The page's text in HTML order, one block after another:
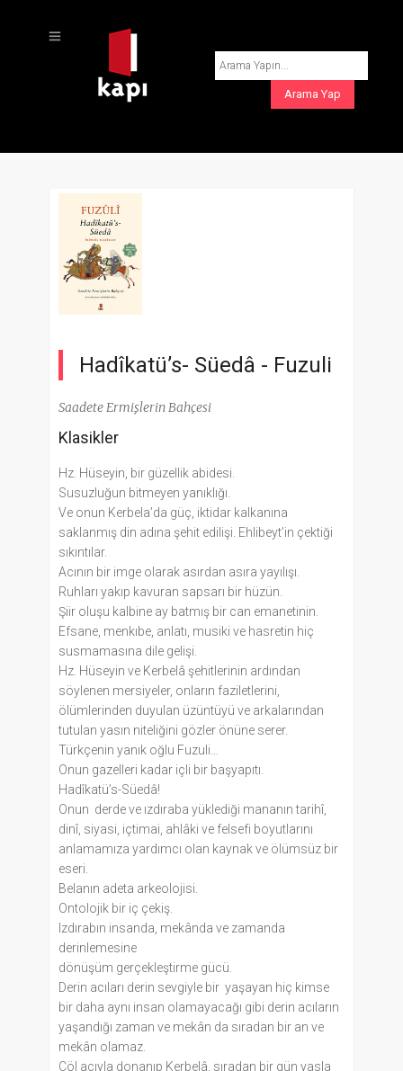
Hadîkatü’s- Süedâ - Fuzuli
Saadete Ermişlerin Bahçesi
Klasikler
Hz. Hüseyin, bir güzellik abidesi.
Susuzluğun bitmeyen yanıklığı.
Ve onun Kerbela’da güç, iktidar kalkanına
saklanmış din adına şehit edilişi. Ehlibeyt’in çektiği
sıkıntılar.
Acının bir imge olarak asırdan asıra yayılışı.
Ruhları yakıp kavuran sapsarı bir hüzün.
Şiir oluşu kalbine ay batmış bir can emanetinin.
Efsane, menkıbe, anlatı, musiki ve hasretin hiç
susmamasına dile gelişi.
Hz. Hüseyin ve Kerbelâ şehitlerinin ardından
söylenen mersiyeler, onların faziletlerini,
ölümlerinden duyulan üzüntüyü ve arkalarından
tutulan yasın niteliğini gözler önüne serer.
Türkçenin yanık oğlu Fuzuli…
Onun gazelleri kadar içli bir başyapıtı.
Hadîkatü’s-Süedâ!
Onun derde ve ızdıraba yüklediği mananın tarihî,
dinî, siyasi, içtimai, ahlâki ve felsefi boyutlarını
anlamamıza yardımcı olan kaynak ve ölümsüz bir
eseri.
Belanın adeta arkeolojisi.
Ontolojik bir iç çekiş.
Izdırabın insanda, mekânda ve zamanda
derinlemesine
dönüşüm gerçekleştirme gücü.
Derin acıları derin sevgiyle bir yaşayan hiç kimse
bir daha aynı insan olamayacağı gibi derin acıların
yaşandığı zaman ve mekân da sıradan bir an ve
mekân olamaz.
Çöl acıyla donanıp Kerbelâ, sıradan bir gün yasla